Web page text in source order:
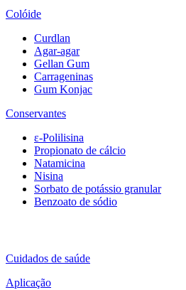
Colóide
Curdlan
Agar-agar
Gellan Gum
Carrageninas
Gum Konjac
Conservantes
ε-Polilisina
Propionato de cálcio
Natamicina
Nisina
Sorbato de potássio granular
Benzoato de sódio
Cuidados de saúde
Aplicação